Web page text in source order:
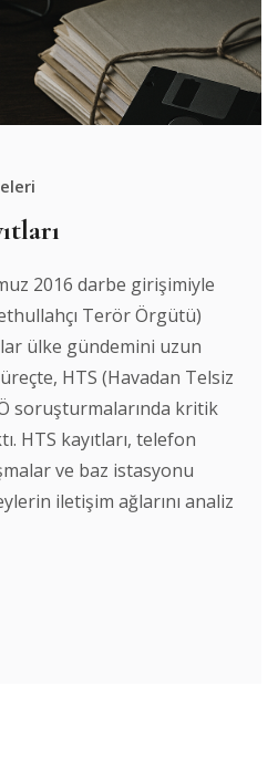
2016 darbe girişimiyle
Terör Örgütü)
ülke gündemini uzun
HTS (Havadan Telsiz
soruşturmalarında kritik
HTS kayıtları, telefon
ve baz istasyonu
iletişim ağlarını analiz